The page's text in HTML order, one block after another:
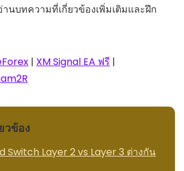
นบทความที่เกี่ยวข้องเพิ่มเติมและฝึก
| XM Signal EA ฟรี |
วข้อง
Switch Layer 2 vs Layer 3 ต่างกัน